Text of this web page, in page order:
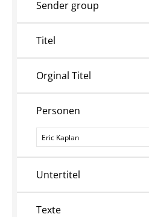
Sender group
Titel
Orginal Titel
Personen
Personen
Untertitel
Texte